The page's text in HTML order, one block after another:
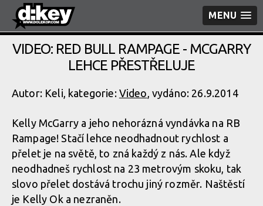
MENU
VIDEO: RED BULL RAMPAGE - MCGARRY
LEHCE PŘESTŘELUJE
Autor: Keli, kategorie: Video, vydáno: 26.9.2014
Kelly McGarry a jeho nehorázná vyndávka na RB
Rampage! Stačí lehce neodhadnout rychlost a
přelet je na světě, to zná každý z nás. Ale když
neodhadneš rychlost na 23 metrovým skoku, tak
slovo přelet dostává trochu jiný rozměr. Naštěstí
je Kelly Ok a nezraněn.